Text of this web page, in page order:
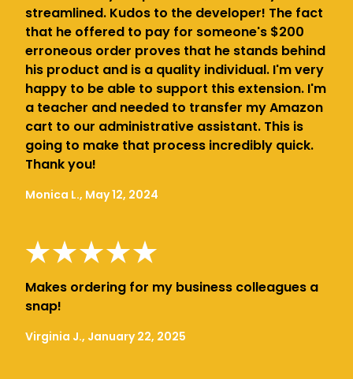
streamlined. Kudos to the developer! The fact
that he offered to pay for someone's $200
erroneous order proves that he stands behind
his product and is a quality individual. I'm very
happy to be able to support this extension. I'm
a teacher and needed to transfer my Amazon
cart to our administrative assistant. This is
going to make that process incredibly quick.
Thank you!
Monica L., May 12, 2024
Makes ordering for my business colleagues a
snap!
Virginia J., January 22, 2025